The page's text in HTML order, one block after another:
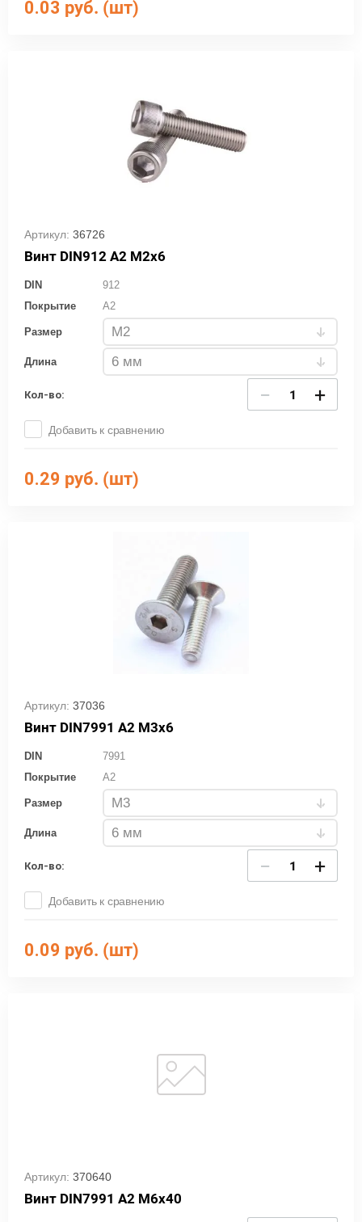
0.03 руб. (шт)
Артикул: 36726
Винт DIN912 А2 М2х6
DIN
912
Покрытие
A2
Размер
Длина
Кол-во: − +
Добавить к сравнению
0.29 руб. (шт)
Артикул: 37036
Винт DIN7991 А2 М3х6
DIN
7991
Покрытие
A2
Размер
Длина
Кол-во: − +
Добавить к сравнению
0.09 руб. (шт)
Артикул: 370640
Винт DIN7991 А2 М6х40